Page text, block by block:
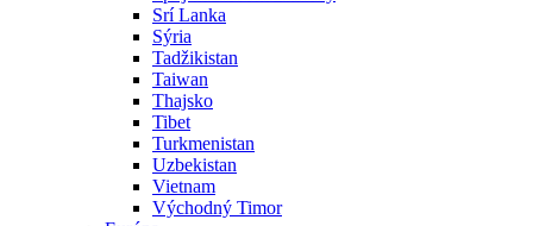
Srí Lanka
Sýria
Tadžikistan
Taiwan
Thajsko
Tibet
Turkmenistan
Uzbekistan
Vietnam
Východný Timor